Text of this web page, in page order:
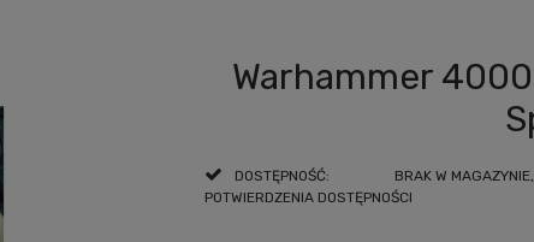
Warhammer
DOSTĘPNOŚĆ:
BRAK W
POTWIERDZENIA DOSTĘPNOŚCI